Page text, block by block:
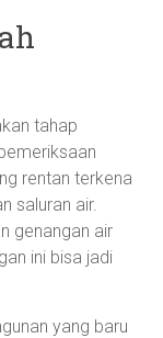
tahap
rentan terkena
saluran air.
genangan air
ini bisa jadi
yang baru